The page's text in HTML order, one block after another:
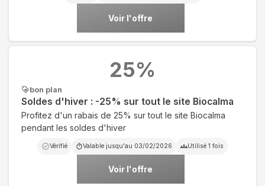
Voir l'offre
bon plan
Soldes d'hiver : -25% sur tout le site Biocalma
Profitez d'un rabais de 25% sur tout le site Biocalma
pendant les soldes d'hiver
Vérifié Valable jusqu'au 03/02/2026 Utilisé 1 fois
Voir l'offre
25%